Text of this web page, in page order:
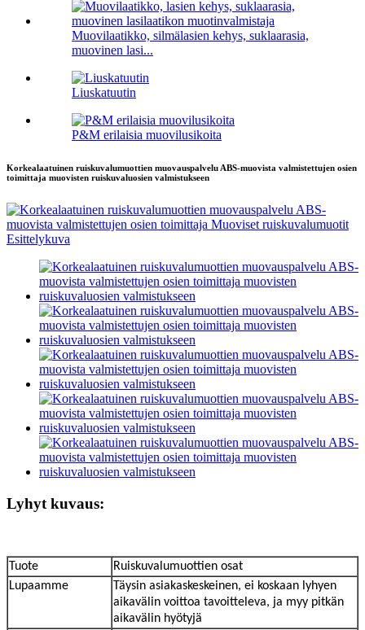
Muovilaatikko, silmälasien kehys, suklaarasia,
muovinen lasi...
Liuskatuutin
P&M erilaisia ​​muovilusikoita
Korkealaatuinen ruiskuvalumuottien muovauspalvelu ABS-muovista valmistettujen osien
toimittaja muovisten ruiskuvaluosien valmistukseen
Lyhyt kuvaus:
Tuote
Ruiskuvalumuottien osat
Lupaamme
Täysin asiakaskeskeinen, ei koskaan lyhyen
aikavälin voittoa tavoitteleva, ja myy pitkän
aikavälin hyötyjä